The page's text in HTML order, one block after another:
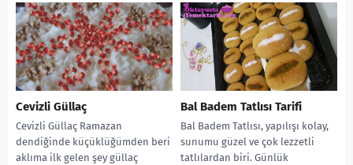
Cevizli Güllaç
Cevizli Güllaç Ramazan
dendiğinde küçüklüğümden beri
aklıma ilk gelen şey güllaç
Bal Badem Tatlısı Tarifi
Bal Badem Tatlısı, yapılışı kolay,
sunumu güzel ve çok lezzetli
tatlılardan biri. Günlük